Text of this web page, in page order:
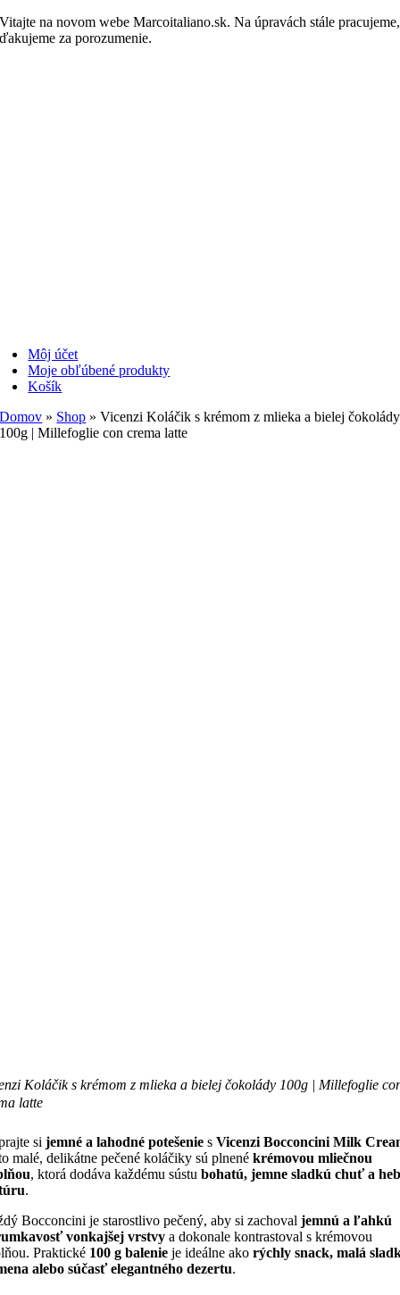
Skip
to
Vitajte na novom webe Marcoitaliano.sk. Na úpravách stále pracujeme,
ďakujeme za porozumenie.
Môj účet
Moje obľúbené produkty
Košík
Domov » Shop »Vicenzi Koláčik s krémom z mlieka a bielej čokolády
100g | Millefoglie con crema latte
Koláčik s krémom z mlieka a bielej čokolády 100g | Millefoglie
latte
si jemné a lahodné potešenie s Vicenzi Bocconcini Milk
malé, delikátne pečené koláčiky sú plnené krémovou mliečnou
, ktorá dodáva každému sústu bohatú, jemne sladkú chuť a
.
Bocconcini je starostlivo pečený, aby si zachoval jemnú a ľahkú
vonkajšej vrstvy a dokonale kontrastoval s krémovou
Praktické 100 g balenie je ideálne ako rýchly snack, malá
alebo súčasť elegantného dezertu.